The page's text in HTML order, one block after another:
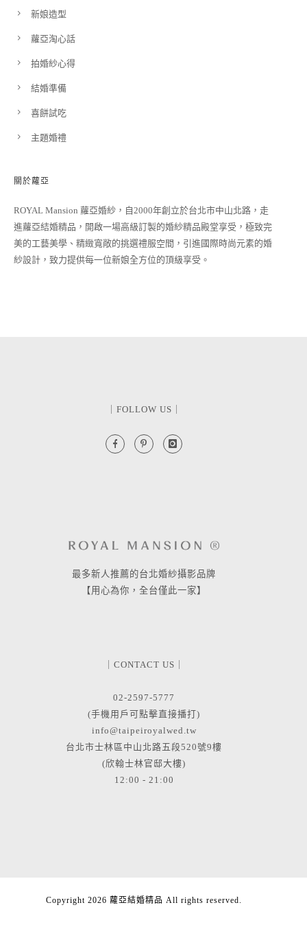
新娘造型
蘿亞淘心話
拍婚紗心得
結婚準備
喜餅試吃
主題婚禮
關於蘿亞
ROYAL Mansion 蘿亞婚紗，自2000年創立於台北市中山北路，走
進蘿亞結婚精品，開啟一場高級訂製的婚紗精品殿堂享受，極致完
美的工藝美學、精緻寬敞的挑選禮服空間，引進國際時尚元素的婚
紗設計，致力提供每一位新娘全方位的頂級享受。
｜FOLLOW US｜
最多新人推薦的台北婚紗攝影品牌
【用心為你，全台僅此一家】
｜CONTACT US｜
02-2597-5777
(手機用戶可點擊直接播打)
info@taipeiroyalwed.tw
台北市士林區中山北路五段520號9樓
(欣翰士林官邸大樓)
12:00 - 21:00
Copyright 2026 蘿亞結婚精品 All rights reserved.